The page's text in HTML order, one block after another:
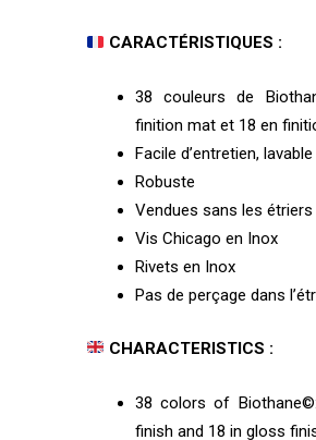
CARACTÉRISTIQUES :
38 couleurs de
finition mat et 18 en
Facile d’entretien,
Robuste
Vendues sans les étriers
Vis Chicago en Inox
Rivets en Inox
Pas de perçage dans
CHARACTERISTICS :
38 colors of
finish and 18 in gloss